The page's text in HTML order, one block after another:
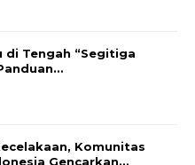
di Tengah “Segitiga
Komunitas
Gencarkan…